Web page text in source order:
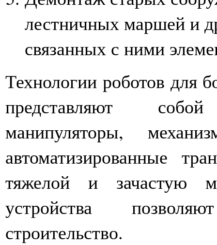
лестничных маршей и
связанных с ними
Технологии роботов для
представляют
манипуляторы,
автоматизированные
тяжелой и зачастую
устройства
строительство.